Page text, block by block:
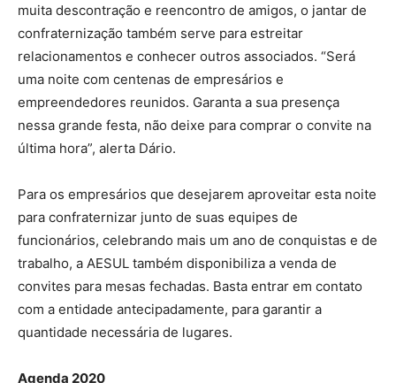
muita descontração e reencontro de amigos, o jantar de
confraternização também serve para estreitar
relacionamentos e conhecer outros associados. “Será
uma noite com centenas de empresários e
empreendedores reunidos. Garanta a sua presença
nessa grande festa, não deixe para comprar o convite na
última hora”, alerta Dário.
Para os empresários que desejarem aproveitar esta noite
para confraternizar junto de suas equipes de
funcionários, celebrando mais um ano de conquistas e de
trabalho, a AESUL também disponibiliza a venda de
convites para mesas fechadas. Basta entrar em contato
com a entidade antecipadamente, para garantir a
quantidade necessária de lugares.
Agenda 2020